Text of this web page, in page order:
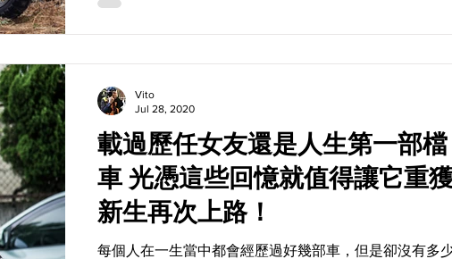
載過歷任女友還是人生第一部檔
車 光憑這些回憶就值得讓它重獲
新生再次上路！
每個人在一生當中都會經歷過好幾部車，但是卻沒有多
Vito
Jul 28, 2020